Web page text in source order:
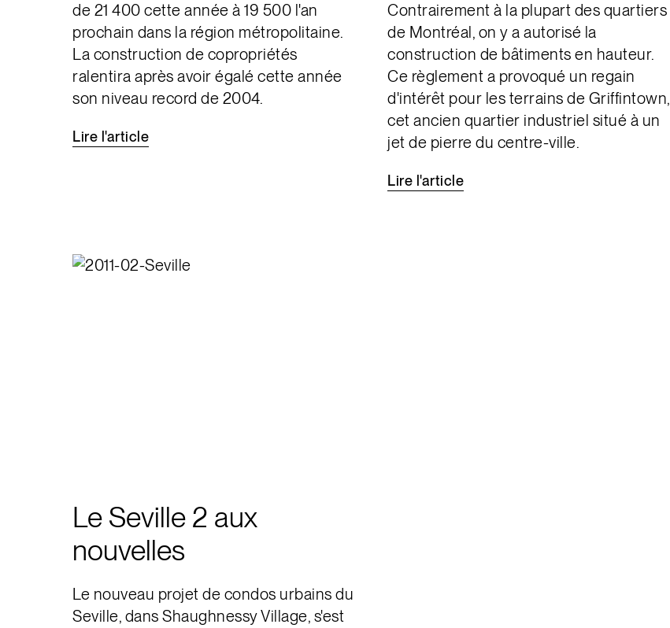
de 21 400 cette année à 19 500 l'an
prochain dans la région métropolitaine.
La construction de copropriétés
ralentira après avoir égalé cette année
son niveau record de 2004.
Lire l'article
Contrairement à la plupart des quartiers
de Montréal, on y a autorisé la
construction de bâtiments en hauteur.
Ce règlement a provoqué un regain
d'intérêt pour les terrains de Griffintown,
cet ancien quartier industriel situé à un
jet de pierre du centre-ville.
Lire l'article
Le Seville 2 aux
nouvelles
Le nouveau projet de condos urbains du
Seville, dans Shaughnessy Village, s'est